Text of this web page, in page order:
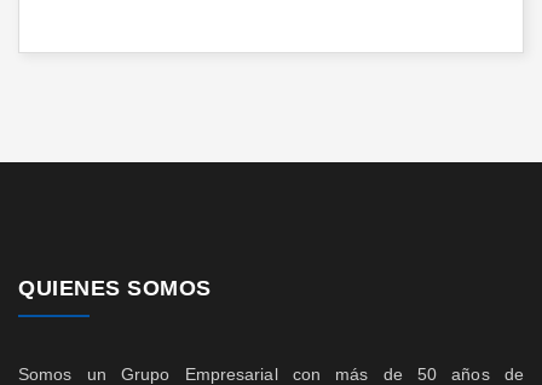
QUIENES SOMOS
Somos un Grupo Empresarial con más de 50 años de